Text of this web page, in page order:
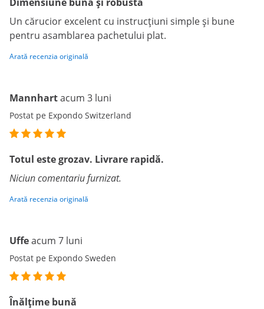
Un cărucior excelent cu instrucțiuni simple și bune
pentru asamblarea pachetului plat.
Arată recenzia originală
Mannhartacum 3 luni
Postat pe Expondo Switzerland
Totul este grozav. Livrare rapidă.
Niciun comentariu furnizat.
Arată recenzia originală
Uffeacum 7 luni
Postat pe Expondo Sweden
Înălțime bună